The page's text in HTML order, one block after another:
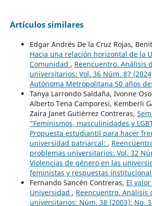
Artículos similares
Edgar Andrés De la Cruz Rojas,
Hacia una relación horizontal de la
Comunidad , Reencuentro. Análisis
universitarios: Vol. 36 Núm. 87
Autónoma Metropolitana 50 años
Tanya Larrondo Saldaña, Ivonne
Alberto Tena Camporesi, Kemberli
Zaira Janet Gutiérrez Contreras,
“Feminismos, masculinidades y
Propuesta estudiantil para hacer
universidad patriarcal: ,
problemas universitarios: Vol. 32
Violencias de género en las
feministas y respuestas
Fernando Sancén Contreras, El
Universidad , Reencuentro. Análisis
universitarios: Núm. 38 (2003): No.